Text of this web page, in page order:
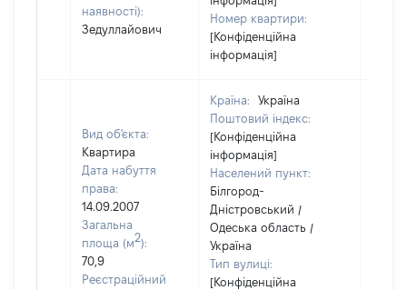
наявності):
Зедуллайович
Номер квартири:
[Конфіденційна
інформація]
Вид об'єкта:
Квартира
Дата набуття
права:
14.09.2007
Загальна
площа (м2):
70,9
Реєстраційний
Країна:
Україна
Поштовий індекс:
[Конфіденційна
інформація]
Населений пункт:
Білгород-
Дністровський /
Одеська область /
Україна
Тип вулиці:
[Конфіденційна